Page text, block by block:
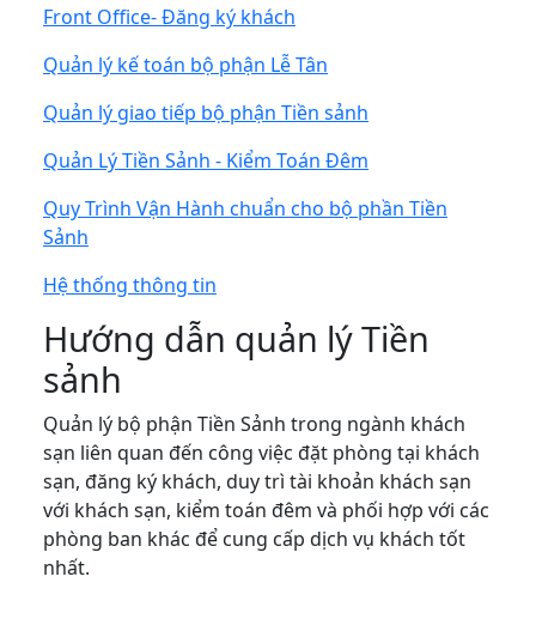
Front Office- Đăng ký khách
Quản lý kế toán bộ phận Lễ Tân
Quản lý giao tiếp bộ phận Tiền sảnh
Quản Lý Tiền Sảnh - Kiểm Toán Đêm
Quy Trình Vận Hành chuẩn cho bộ phần Tiền
Sảnh
Hệ thống thông tin
Hướng dẫn quản lý Tiền
sảnh
Quản lý bộ phận Tiền Sảnh trong ngành khách
sạn liên quan đến công việc đặt phòng tại khách
sạn, đăng ký khách, duy trì tài khoản khách sạn
với khách sạn, kiểm toán đêm và phối hợp với các
phòng ban khác để cung cấp dịch vụ khách tốt
nhất.